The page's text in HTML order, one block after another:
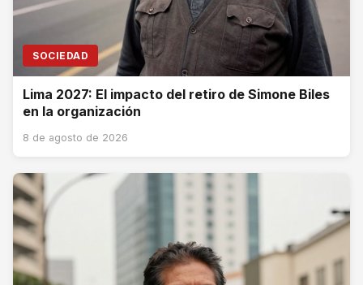
SOCIEDAD
Lima 2027: El impacto del retiro de Simone Biles
en la organización
8 de agosto de 2026